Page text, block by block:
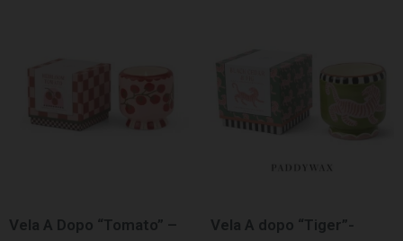
Vela A Dopo “Tomato” –
Vela A dopo “Tiger”-